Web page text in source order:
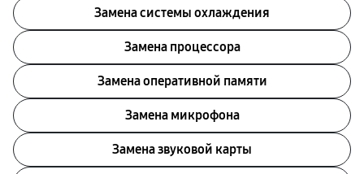
Замена системы охлаждения
Замена процессора
Замена оперативной памяти
Замена микрофона
Замена звуковой карты